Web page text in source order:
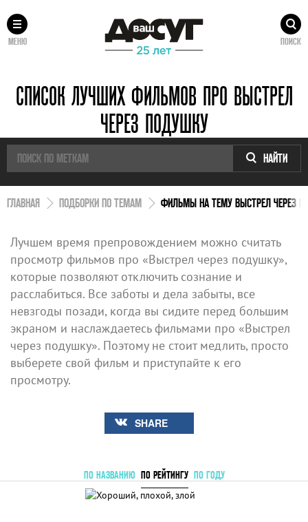
МЕНЮ ПОИСК
СПИСОК ЛУЧШИХ ФИЛЬМОВ ПРО ВЫСТРЕЛ
ЧЕРЕЗ ПОДУШКУ
НАЙТИ
ГЛАВНАЯ ПОДБОРКИ ПО ТЕМАМ ФИЛЬМЫ НА ТЕМУ ВЫСТРЕЛ ЧЕРЕЗ
Лучшем время препровождением можно считать
просмотр фильмов про «Выстрел через подушку»,
которые позволяют отключить сознание и
расслабиться. Все заботы и дела забыты, все
невзгоды позади, когда вы сидите перед большим
экраном и наслаждаетесь фильмами про «Выстрел
через подушку». Поэтому не стоит медлить, просто
выберете свой фильм и приступайте к его
просмотру.
SHARE
ПО НАЗВАНИЮ ПО РЕЙТИНГУ ПО ГОДУ